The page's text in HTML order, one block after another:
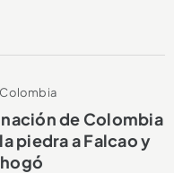
de Colombia
piedra a Falcao y